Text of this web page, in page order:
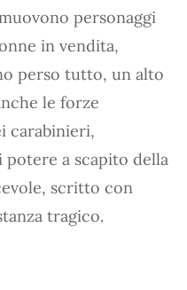
personaggi
in vendita,
perso tutto, un alto
le forze
carabinieri,
a scapito della
scritto con
tragico.